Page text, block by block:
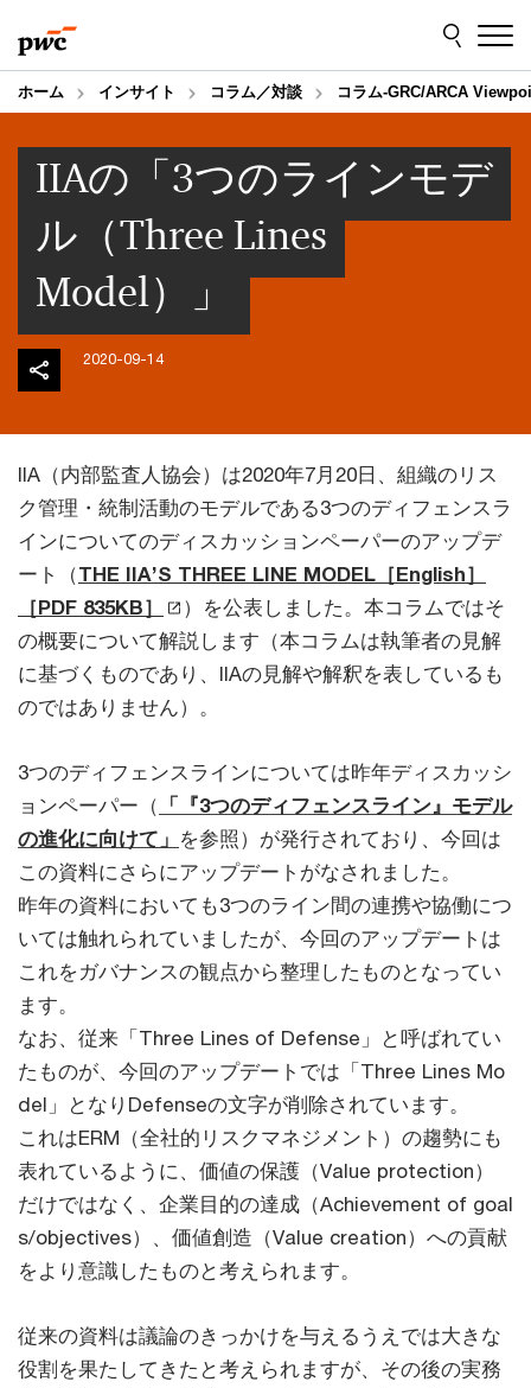
to
content
to
footer
ホーム インサイト コラム／対談 コラム‐GRC/ARCA
IIAの「3つのラインモデ
ル（Three Lines
Model）」
2020-09-14
IIA（内部監査人協会）は2020年7月20日、組織のリス
ク管理・統制活動のモデルである3つのディフェンスラ
インについてのディスカッションペーパーのアップデ
ート（THE IIA’S THREE LINE MODEL［English］
［PDF 835KB］
）を公表しました。本コラムではそ
の概要について解説します（本コラムは執筆者の見解
に基づくものであり、IIAの見解や解釈を表しているも
のではありません）。
3つのディフェンスラインについては昨年ディスカッシ
ョンペーパー（ 「『3つのディフェンスライン』モデル
の進化に向けて」 を参照）が発行されており、今回は
この資料にさらにアップデートがなされました。
昨年の資料においても3つのライン間の連携や協働につ
いては触れられていましたが、今回のアップデートは
これをガバナンスの観点から整理したものとなってい
ます。
なお、従来「Three Lines of Defense」と呼ばれてい
たものが、今回のアップデートでは「Three Lines Mo
del」となりDefenseの文字が削除されています。
これはERM（全社的リスクマネジメント）の趨勢にも
表れているように、価値の保護（Value protection）
だけではなく、企業目的の達成（Achievement of goal
s/objectives）、価値創造（Value creation）への貢献
をより意識したものと考えられます。
従来の資料は議論のきっかけを与えるうえでは大きな
役割を果たしてきたと考えられますが、その後の実務